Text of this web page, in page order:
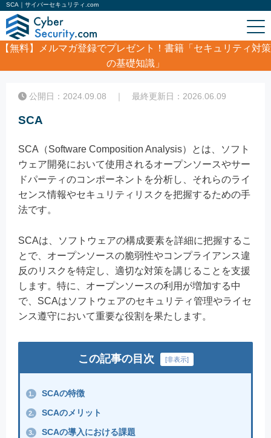
SCA｜サイバーセキュリティ.com
【無料】
メルマガ登録でプレゼント！書籍「セキュリティ対策
の基礎知識」
SCA
公開日：2024.09.08 ｜ 最終更新日：2026.06.09
SCA
SCA（Software Composition Analysis）とは、ソフト
ウェア開発において使用されるオープンソースやサー
ドパーティのコンポーネントを分析し、それらのライ
センス情報やセキュリティリスクを把握するための手
法です。
SCAは、ソフトウェアの構成要素を詳細に把握するこ
とで、オープンソースの脆弱性やコンプライアンス違
反のリスクを特定し、適切な対策を講じることを支援
します。特に、オープンソースの利用が増加する中
で、SCAはソフトウェアのセキュリティ管理やライセ
ンス遵守において重要な役割を果たします。
この記事の目次 [非表示]
1. SCAの特徴
2. SCAのメリット
3. SCAの導入における課題